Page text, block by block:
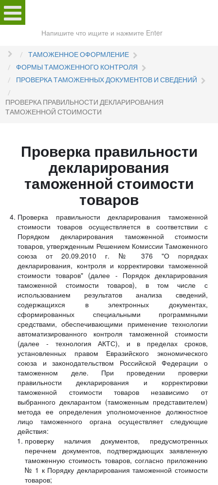
сайту
ТАМОЖЕННОЕ ОФОРМЛЕНИЕ
ФОРМЫ ТАМОЖЕННОГО КОНТРОЛЯ
ПРОВЕРКА ТАМОЖЕННЫХ ДОКУМЕНТОВ И СВЕДЕНИЙ
ПРОВЕРКА ПРАВИЛЬНОСТИ ДЕКЛАРИРОВАНИЯ
ТАМОЖЕННОЙ СТОИМОСТИ
Проверка правильности
декларирования
таможенной стоимости
товаров
Проверка правильности декларирования таможенной
стоимости товаров осуществляется в соответствии с
Порядком декларирования таможенной стоимости
товаров, утвержденным Решением Комиссии Таможенного
союза от 20.09.2010 г. № 376 "О порядках
декларирования, контроля и корректировки таможенной
стоимости товаров" (далее - Порядок декларирования
таможенной стоимости товаров), в том числе с
использованием результатов анализа сведений,
содержащихся в электронных документах,
сформированных специальными программными
средствами, обеспечивающими применение технологии
автоматизированного контроля таможенной стоимости
(далее - технология АКТС), и в пределах сроков,
установленных правом Евразийского экономического
союза и законодательством Российской Федерации о
таможенном деле. При проведении проверки
правильности декларирования и корректировки
таможенной стоимости товаров независимо от
выбранного декларантом (таможенным представителем)
метода ее определения уполномоченное должностное
лицо таможенного органа осуществляет следующие
действия:
проверку наличия документов, предусмотренных
перечнем документов, подтверждающих заявленную
таможенную стоимость товаров, согласно приложению
№ 1 к Порядку декларирования таможенной стоимости
товаров;